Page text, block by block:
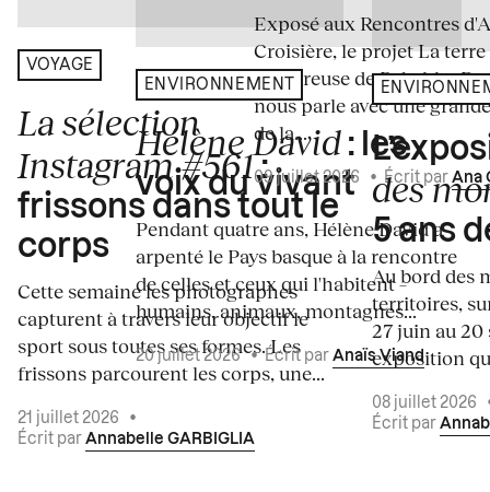
VOYAGE
La sélection
Instagram #561:
frissons dans tout le
corps
Cette semaine les photographes
capturent à travers leur objectif le
sport sous toutes ses formes. Les
frissons parcourent les corps, une...
21 juillet 2026
•
Écrit par Annabelle GARBIGLIA
ENVIRONNEMENT
Hélène David : les
voix du vivant
Pendant quatre ans, Hélène David a
arpenté le Pays basque à la rencontre
de celles et ceux qui l'habitent –
humains, animaux, montagnes...
20 juillet 2026•Écrit par Anaïs Viand
Exposé aux Rencontres
Croisière, le projet La terre
amoureuse de Rebekka
nous parle avec une
de la...
09 juillet 2026 • Écrit par Ana
des
5 ans
Au bord des
territoires,
27 juin au 20
exposition
08 juillet 2026
Écrit par